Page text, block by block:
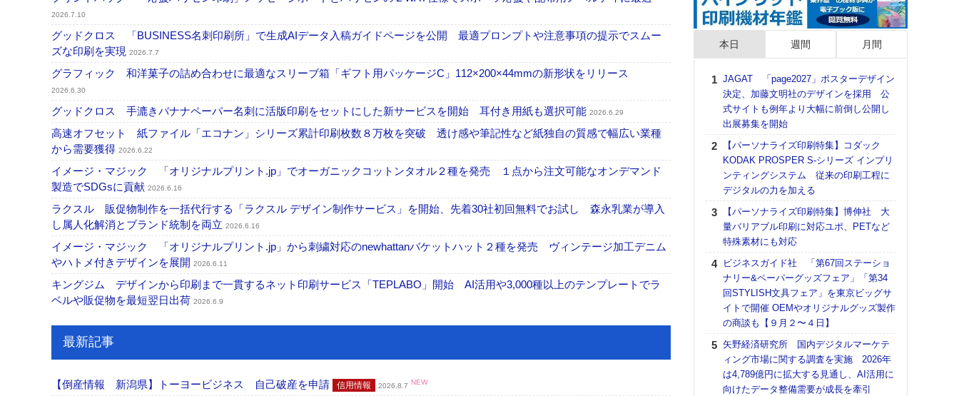
2026.7.10
グッドクロス 「BUSINESS名刺印刷所」で生成AIデータ入稿ガイドページを公開 最適プロンプトや注意事項の提示でスムー
ズな印刷を実現 2026.7.7
グラフィック 和洋菓子の詰め合わせに最適なスリーブ箱「ギフト用パッケージC」112×200×44mmの新形状をリリース
2026.6.30
グッドクロス 手漉きバナナペーパー名刺に活版印刷をセットにした新サービスを開始 耳付き用紙も選択可能 2026.6.29
高速オフセット 紙ファイル「エコナン」シリーズ累計印刷枚数８万枚を突破 透け感や筆記性など紙独自の質感で幅広い業種
から需要獲得 2026.6.22
イメージ・マジック 「オリジナルプリント.jp」でオーガニックコットンタオル２種を発売 １点から注文可能なオンデマンド
製造でSDGsに貢献 2026.6.16
ラクスル 販促物制作を一括代行する「ラクスル デザイン制作サービス」を開始、先着30社初回無料でお試し 森永乳業が導入
し属人化解消とブランド統制を両立 2026.6.16
イメージ・マジック 「オリジナルプリント.jp」から刺繍対応のnewhattanバケットハット２種を発売 ヴィンテージ加工デニム
やハトメ付きデザインを展開 2026.6.11
キングジム デザインから印刷まで一貫するネット印刷サービス「TEPLABO」開始 AI活用や3,000種以上のテンプレートでラ
ベルや販促物を最短翌日出荷 2026.6.9
最新記事
【倒産情報 新潟県】トーヨービジネス 自己破産を申請 信用情報 2026.8.7 NEW
本日 週間 月間
JAGAT 「page2027」ポスターデザイン
決定、加藤文明社のデザインを採用 公
式サイトも例年より大幅に前倒し公開し
出展募集を開始
【パーソナライズ印刷特集】コダック
KODAK PROSPER S-シリーズ インプリ
ンティングシステム 従来の印刷工程に
デジタルの力を加える
【パーソナライズ印刷特集】博伸社 大
量バリアブル印刷に対応ユポ、PETなど
特殊素材にも対応
ビジネスガイド社 「第67回ステーショ
ナリー&ペーパーグッズフェア」「第34
回STYLISH文具フェア」を東京ビッグサ
イトで開催 OEMやオリジナルグッズ製作
の商談も【９月２〜４日】
矢野経済研究所 国内デジタルマーケテ
ィング市場に関する調査を実施 2026年
は4,789億円に拡大する見通し、AI活用に
向けたデータ整備需要が成長を牽引